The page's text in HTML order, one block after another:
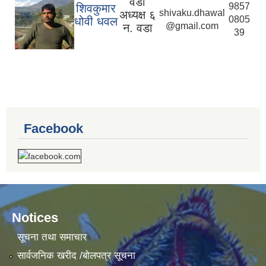
शिवकुमार
धोवी धवलअध्यक्ष ६
न. वडा
shivaku.dhawal
@gmail.com
9857
0805
39
Facebook
Notices
सूचना तथा समाचार
सार्वजनिक खरीद /बोलपत्र सूचना